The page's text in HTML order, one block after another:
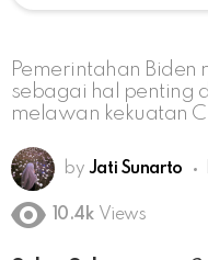
Pemerintahan Biden
sebagai hal penting
melawan kekuatan
by Jati Sunarto
10.4k Views